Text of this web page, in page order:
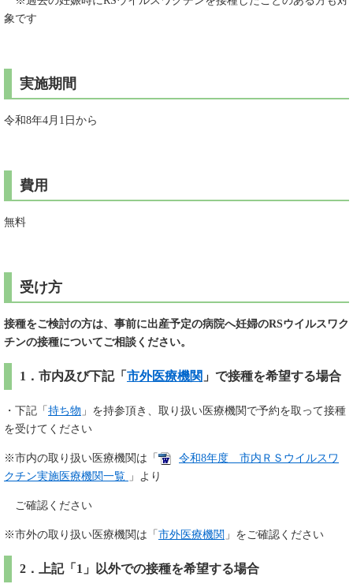
象です
実施期間
令和8年4月1日から
費用
無料
受け方
接種をご検討の方は、事前に出産予定の病院へ妊婦のRSウイルスワク
チンの接種についてご相談ください。
1．市内及び下記「 市外医療機関 」で接種を希望する場合
・下記「 持ち物 」を持参頂き、取り扱い医療機関で予約を取って接種
を受けてください
※市内の取り扱い医療機関は「
令和8年度 市内ＲＳウイルスワ
クチン実施医療機関一覧 」より
ご確認ください
※市外の取り扱い医療機関は「 市外医療機関 」をご確認ください
2．上記「1」以外での接種を希望する場合